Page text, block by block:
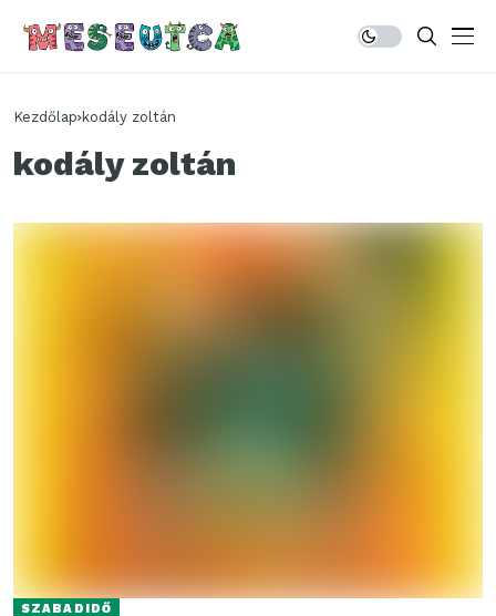
Kezdőlap kodály zoltán
kodály zoltán
SZABADIDŐ